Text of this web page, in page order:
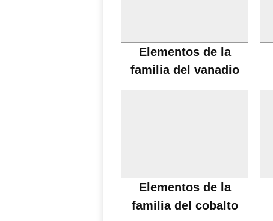
Elementos de la
familia del vanadio
Elementos de la
familia del cobalto